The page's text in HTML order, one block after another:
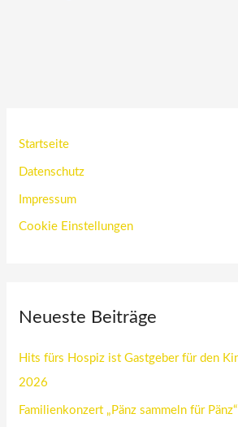
Startseite
Datenschutz
Impressum
Cookie Einstellungen
Neueste Beiträge
Hits fürs Hospiz ist Gastgeber für den
2026
Familienkonzert „Pänz sammeln für